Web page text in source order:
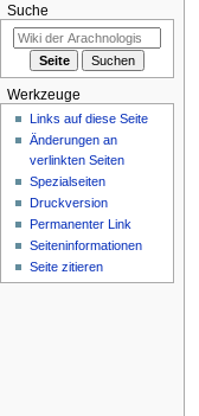
Suche
Werkzeuge
Links auf diese Seite
Änderungen an
verlinkten Seiten
Spezialseiten
Druckversion
Permanenter Link
Seiten­­informationen
Seite zitieren